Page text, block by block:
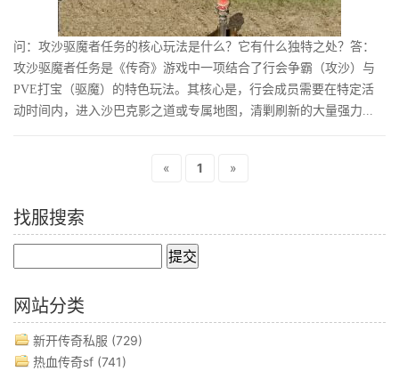
问：攻沙驱魔者任务的核心玩法是什么？它有什么独特之处？答：
攻沙驱魔者任务是《传奇》游戏中一项结合了行会争霸（攻沙）与
PVE打宝（驱魔）的特色玩法。其核心是，行会成员需要在特定活
动时间内，进入沙巴克影之道或专属地图，清剿刷新的大量强力...
« 1 »
找服搜索
网站分类
新开传奇私服 (729)
热血传奇sf (741)